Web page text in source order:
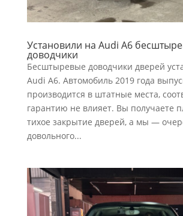
Установили на Audi A6
доводчики
Бесштыревые доводчики дверей
Audi A6. Автомобиль 2019 года
производится в штатные места,
гарантию не влияет. Вы получаете
тихое закрытие дверей, а мы —
довольного...